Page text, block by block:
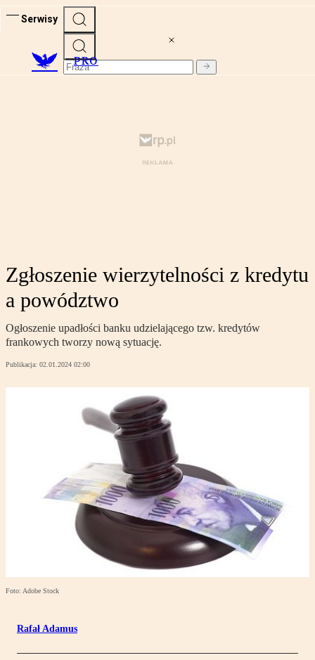
Serwisy
PRO
Zgłoszenie wierzytelności z kredytu
a powództwo
Ogłoszenie upadłości banku udzielającego tzw. kredytów
frankowych tworzy nową sytuację.
Publikacja: 02.01.2024 02:00
Foto: Adobe Stock
Rafał Adamus